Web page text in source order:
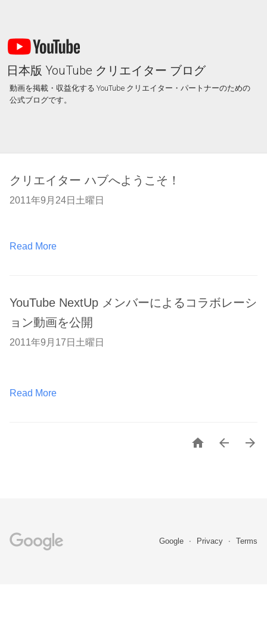
日本版 YouTube クリエイター ブログ
動画を掲載・収益化する YouTube クリエイター・パートナーのための
公式ブログです。
クリエイター ハブへようこそ！
2011年9月24日土曜日
Read More
YouTube NextUp メンバーによるコラボレーシ
ョン動画を公開
2011年9月17日土曜日
Read More
  
Google Privacy Terms